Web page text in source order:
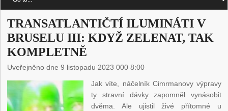
TRANSATLANTIČTÍ ILUMINÁTI V
BRUSELU III: KDYŽ ZELENAT, TAK
KOMPLETNĚ
Uveřejněno dne 9 listopadu 2023 000 8:00
Jak víte, náčelník Cimrmanovy výpravy
ty stravní dávky zapomněl vynásobit
dvěma. Ale ujistil živé přítomné u